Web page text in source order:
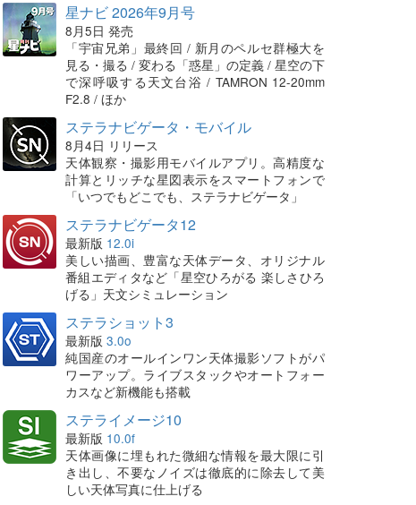
星ナビ 2026年9月号
8月5日 発売
「宇宙兄弟」最終回 / 新月のペルセ群極大を
見る・撮る / 変わる「惑星」の定義 / 星空の下
で深呼吸する天文台浴 / TAMRON 12-20mm
F2.8 / ほか
ステラナビゲータ・モバイル
8月4日 リリース
天体観察・撮影用モバイルアプリ。高精度な
計算とリッチな星図表示をスマートフォンで
「いつでもどこでも、ステラナビゲータ」
ステラナビゲータ12
最新版 12.0i
美しい描画、豊富な天体データ、オリジナル
番組エディタなど「星空ひろがる 楽しさひろ
げる」天文シミュレーション
ステラショット3
最新版 3.0o
純国産のオールインワン天体撮影ソフトがパ
ワーアップ。ライブスタックやオートフォー
カスなど新機能も搭載
ステライメージ10
最新版 10.0f
天体画像に埋もれた微細な情報を最大限に引
き出し、不要なノイズは徹底的に除去して美
しい天体写真に仕上げる